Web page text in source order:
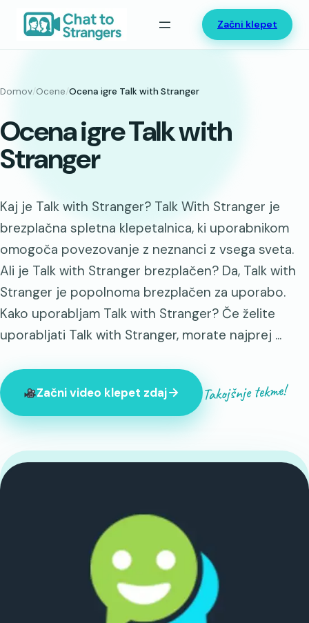
Preskoči
Začni klepet
Domov/Ocene/Ocena igre Talk with Stranger
Ocena igre Talk with
Stranger
Kaj je Talk with Stranger? Talk With Stranger je
brezplačna spletna klepetalnica, ki uporabnikom
omogoča povezovanje z neznanci z vsega sveta.
Ali je Talk with Stranger brezplačen? Da, Talk with
Stranger je popolnoma brezplačen za uporabo.
Kako uporabljam Talk with Stranger? Če želite
uporabljati Talk with Stranger, morate najprej ...
Začni video klepet zdaj Takojšnje tekme!